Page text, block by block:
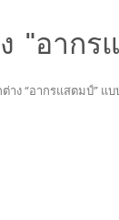
"อาก
าง “อากรแสตมป์” แ